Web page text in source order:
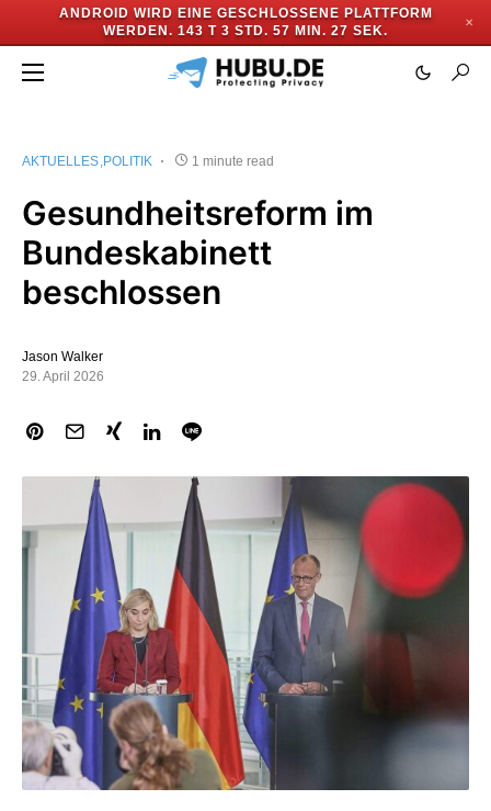
ANDROID WIRD EINE GESCHLOSSENE PLATTFORM
WERDEN. 143 T 3 STD. 57 MIN. 27 SEK.
✕
AKTUELLES POLITIK 1 minute read
Gesundheitsreform im
Bundeskabinett
beschlossen
Jason Walker
29. April 2026